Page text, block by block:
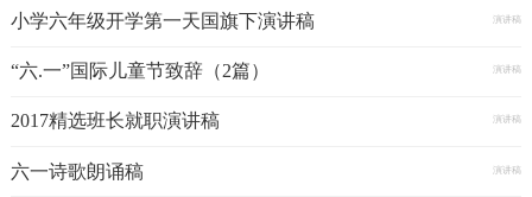
小学六年级开学第一天国旗下演讲稿 演讲稿
“六.一”国际儿童节致辞（2篇） 演讲稿
2017精选班长就职演讲稿 演讲稿
六一诗歌朗诵稿 演讲稿